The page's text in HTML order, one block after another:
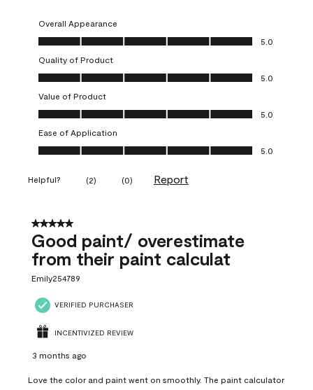
Overall Appearance
Overall Appearance, 5.0 out of 5
5.0
Quality of Product
Quality of Product, 5.0 out of 5
5.0
Value of Product
Value of Product, 5.0 out of 5
5.0
Ease of Application
Ease of Application, 5.0 out of 5
5.0
Helpful? (2) (0) Report
5 out of 5 stars.
Good paint/ overestimate
from their paint calculat
Emily254789
VERIFIED PURCHASER
INCENTIVIZED REVIEW
3 months ago
Love the color and paint went on smoothly. The paint calculator